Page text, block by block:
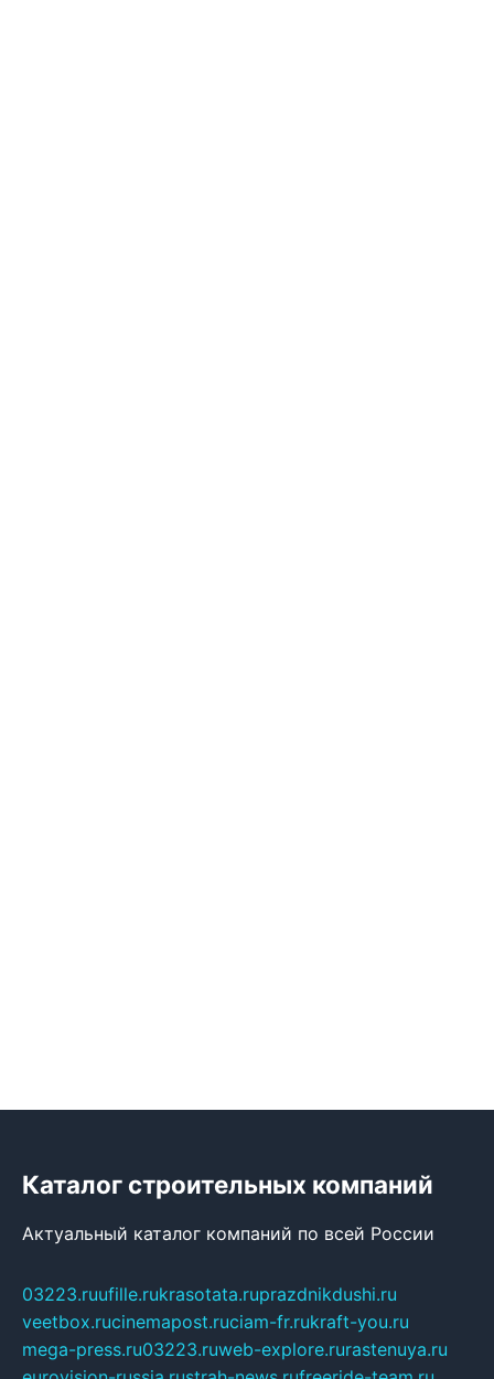
Каталог строительных компаний
Актуальный каталог компаний по всей России
03223.ruufille.rukrasotata.ruprazdnikdushi.ru
veetbox.rucinemapost.ruciam-fr.rukraft-you.ru
mega-press.ru03223.ruweb-explore.rurastenuya.ru